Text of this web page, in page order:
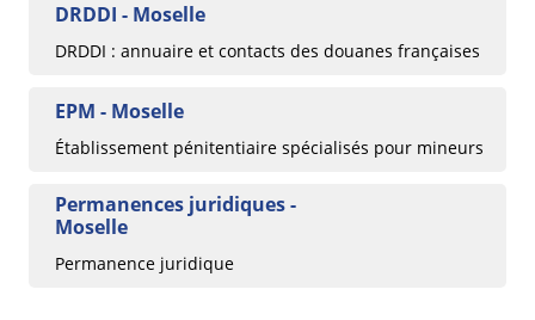
DRDDI - Moselle
DRDDI : annuaire et contacts des douanes françaises
EPM - Moselle
Établissement pénitentiaire spécialisés pour mineurs
Permanences juridiques -
Moselle
Permanence juridique